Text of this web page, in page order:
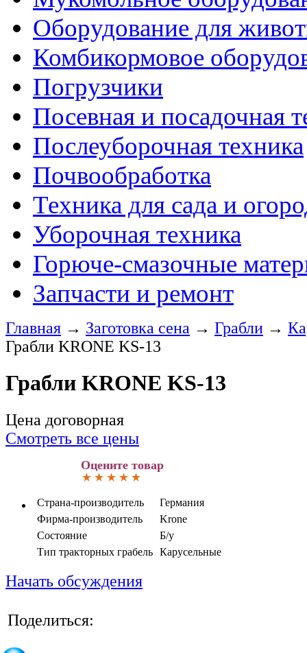
Оборудование для
Комбикормовое
Погрузчики
Посевная и посадочная
Послеуборочная техника
Почвообработка
Техника для сада и
Уборочная техника
Горюче-смазочные
Запчасти и ремонт
Главная → Заготовка сена → Грабли →
Грабли KRONE KS-13
Грабли KRONE KS-13
Цена договорная
Смотреть все цены
Оцените товар
Страна-производитель
Германия
Фирма-производитель
Krone
Состояние
Б/у
Тип тракторных грабель Карусельные
Начать обсуждения
Поделиться: